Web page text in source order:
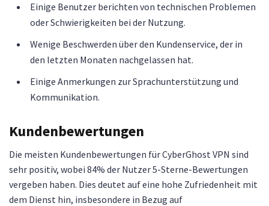
Einige Benutzer berichten von technischen Problemen
oder Schwierigkeiten bei der Nutzung.
Wenige Beschwerden über den Kundenservice, der in
den letzten Monaten nachgelassen hat.
Einige Anmerkungen zur Sprachunterstützung und
Kommunikation.
Kundenbewertungen
Die meisten Kundenbewertungen für CyberGhost VPN sind
sehr positiv, wobei 84% der Nutzer 5-Sterne-Bewertungen
vergeben haben. Dies deutet auf eine hohe Zufriedenheit mit
dem Dienst hin, insbesondere in Bezug auf